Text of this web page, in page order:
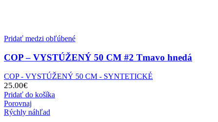
Pridať medzi obľúbené
COP – VYSTÚŽENÝ 50 CM #2 Tmavo hnedá
COP - VYSTÚŽENÝ 50 CM - SYNTETICKÉ
25.00€
Pridať do košíka
Porovnaj
Rýchly náhľad